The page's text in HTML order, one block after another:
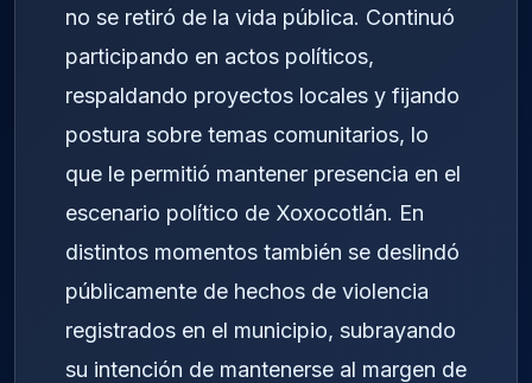
no se retiró de la vida pública. Continuó
participando en actos políticos,
respaldando proyectos locales y fijando
postura sobre temas comunitarios, lo
que le permitió mantener presencia en el
escenario político de Xoxocotlán. En
distintos momentos también se deslindó
públicamente de hechos de violencia
registrados en el municipio, subrayando
su intención de mantenerse al margen de